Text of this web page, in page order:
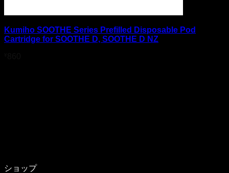
Kumiho SOOTHE Series Prefilled Disposable Pod
Cartridge for SOOTHE D, SOOTHE D NZ
ショップ